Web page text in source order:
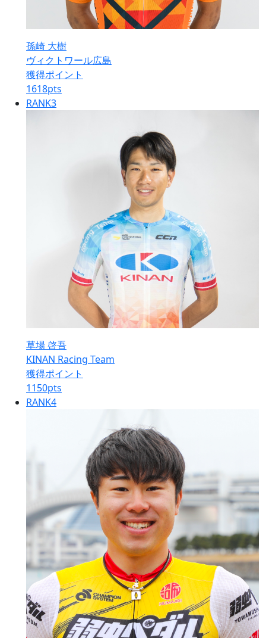
孫崎 大樹
ヴィクトワール広島
獲得ポイント
1618pts
RANK3
草場 啓吾
KINAN Racing Team
獲得ポイント
1150pts
RANK4